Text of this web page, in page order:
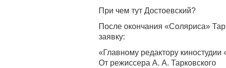
При чем тут Достоевский?
После окончания «Соляриса»
заявку:
«Главному редактору
От режиссера А. А. Тарковского